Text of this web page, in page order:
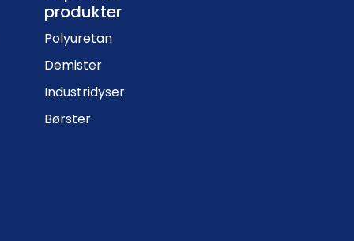
produkter
Polyuretan
Demister
Industridyser
Børster